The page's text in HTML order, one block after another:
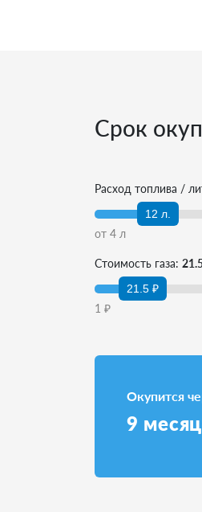
Срок
Расход топлива /
12 л.
от 4 л
Стоимость газа:
21.5 ₽
1 ₽
Окупится
9